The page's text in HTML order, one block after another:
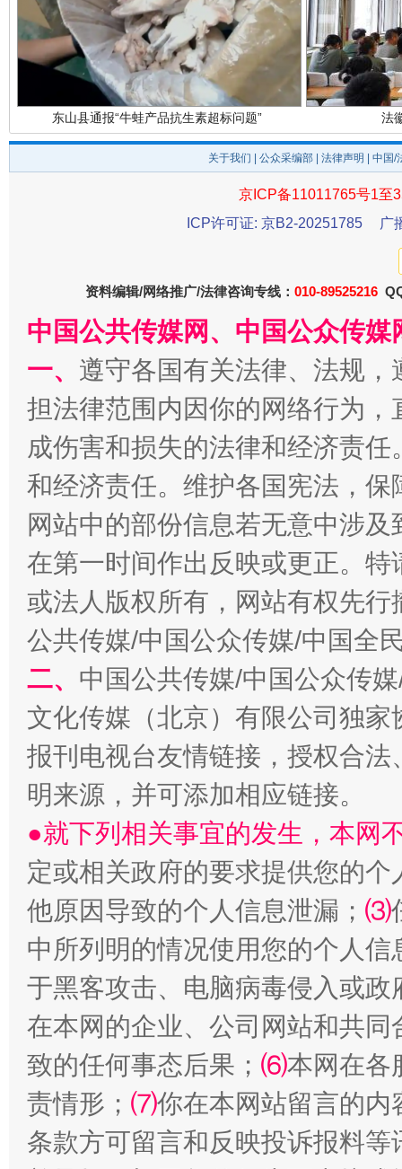
东山县通报“牛蛙产品抗生素超标问题” 法
千年窑火 生生不息 一
揭开“小金库”的免责幌子
受贿1.44亿！段成刚被判无期
关于我们 公众采编部 法律声明 | 中国
京ICP备11011765号1至
ICP许可证: 京B2-20251785
广
资料编辑/网络推广/法律咨询专线： 010-89525216
中国公共传媒网、中国公众传
一、 遵守各国有关法律、法规
担法律范围内因你的网络行为
成伤害和损失的法律和经济责
和经济责任。维护各国宪法，
网站中的部份信息若无意中涉
在第一时间作出反映或更正。
或法人版权所有，网站有权先
公共传媒/中国公众传媒/中国全
二、 中国公共传媒/中国公众传
文化传媒（北京）有限公司独
报刊电视台友情链接，授权合
明来源，并可添加相应链接。
●就下列相关事宜的发生，本网
定或相关政府的要求提供您的个
他原因导致的个人信息泄漏； ⑶
中所列明的情况使用您的个人
于黑客攻击、电脑病毒侵入或
在本网的企业、公司网站和共
致的任何事态后果； ⑹本网在各
责情形； ⑺你在本网站留言的内
条款方可留言和反映投诉报料